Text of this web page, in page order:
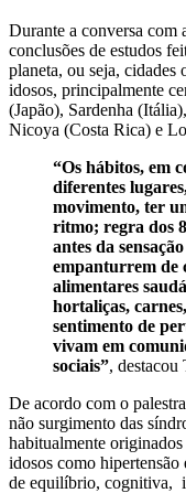
Durante a conversa com
conclusões de estudos
planeta, ou seja, cidades
idosos, principalmente
(Japão), Sardenha
Nicoya (Costa Rica) e
“Os hábitos, em
diferentes
movimento, ter
ritmo; regra dos
antes da
empanturrem de
alimentares
hortaliças,
sentimento de
vivam em
sociais”, destacou
De acordo com o
não surgimento das
habitualmente
idosos como hipertensão
de equilíbrio, cognitiva,